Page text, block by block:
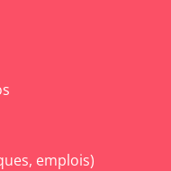
emplois)